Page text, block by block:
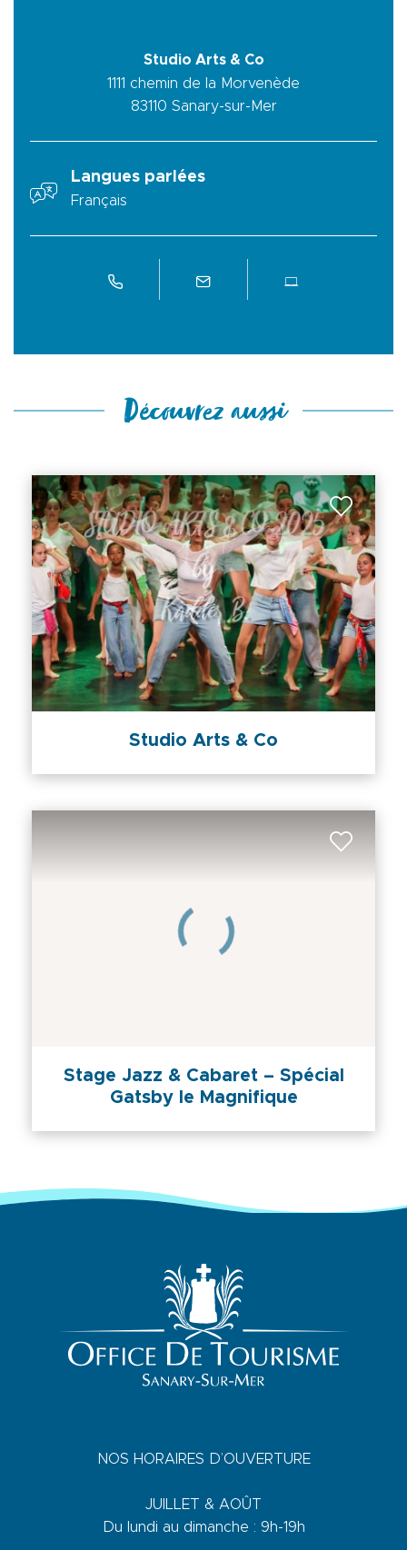
Studio Arts & Co
1111 chemin de la Morvenède
83110 Sanary-sur-Mer
Langues parlées
Français
Découvrez aussi
Studio Arts & Co
Stage Jazz & Cabaret – Spécial
Gatsby le Magnifique
NOS HORAIRES D’OUVERTURE
JUILLET & AOÛT
Du lundi au dimanche : 9h-19h